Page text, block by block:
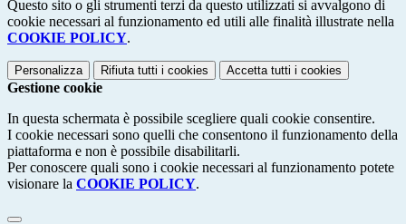
Questo sito o gli strumenti terzi da questo utilizzati si avvalgono di
cookie necessari al funzionamento ed utili alle finalità illustrate nella
COOKIE POLICY.
Personalizza Rifiuta tutti i cookies Accetta tutti i cookies
Gestione cookie
In questa schermata è possibile scegliere quali cookie consentire.
I cookie necessari sono quelli che consentono il funzionamento della
piattaforma e non è possibile disabilitarli.
Per conoscere quali sono i cookie necessari al funzionamento potete
visionare la COOKIE POLICY.